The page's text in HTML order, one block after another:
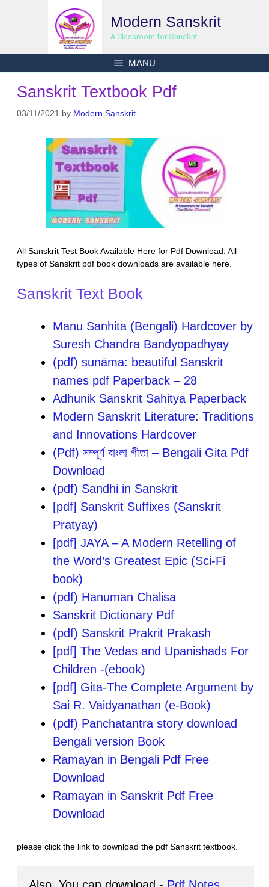
Modern Sanskrit
A Classroom for Sanskrit
MANU
Sanskrit Textbook Pdf
03/11/2021 by Modern Sanskrit
All Sanskrit Test Book Available Here for Pdf Download. All
types of Sanskrit pdf book downloads are available here.
Sanskrit Text Book
Manu Sanhita (Bengali) Hardcover by
Suresh Chandra Bandyopadhyay
(pdf) sunāma: beautiful Sanskrit
names pdf Paperback – 28
Adhunik Sanskrit Sahitya Paperback
Modern Sanskrit Literature: Traditions
and Innovations Hardcover
(Pdf) সম্পূর্ণ বাংলা গীতা – Bengali Gita Pdf
Download
(pdf) Sandhi in Sanskrit
[pdf] Sanskrit Suffixes (Sanskrit
Pratyay)
[pdf] JAYA – A Modern Retelling of
the Word’s Greatest Epic (Sci-Fi
book)
(pdf) Hanuman Chalisa
Sanskrit Dictionary Pdf
(pdf) Sanskrit Prakrit Prakash
[pdf] The Vedas and Upanishads For
Children -(ebook)
[pdf] Gita-The Complete Argument by
Sai R. Vaidyanathan (e-Book)
(pdf) Panchatantra story download
Bengali version Book
Ramayan in Bengali Pdf Free
Download
Ramayan in Sanskrit Pdf Free
Download
please click the link to download the pdf Sanskrit textbook.